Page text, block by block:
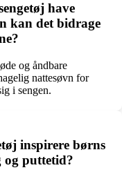
have
kan det bidrage
og åndbare
nattesøvn for
i sengen.
inspirere børns
og puttetid?